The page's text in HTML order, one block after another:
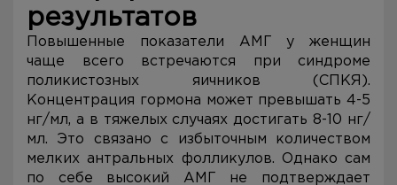
результатов
Повышенные показатели АМГ у женщин
чаще всего встречаются при синдроме
поликистозных яичников (СПКЯ).
Концентрация гормона может превышать 4-5
нг/мл, а в тяжелых случаях достигать 8-10 нг/
мл. Это связано с избыточным количеством
мелких антральных фолликулов. Однако сам
по себе высокий АМГ не подтверждает